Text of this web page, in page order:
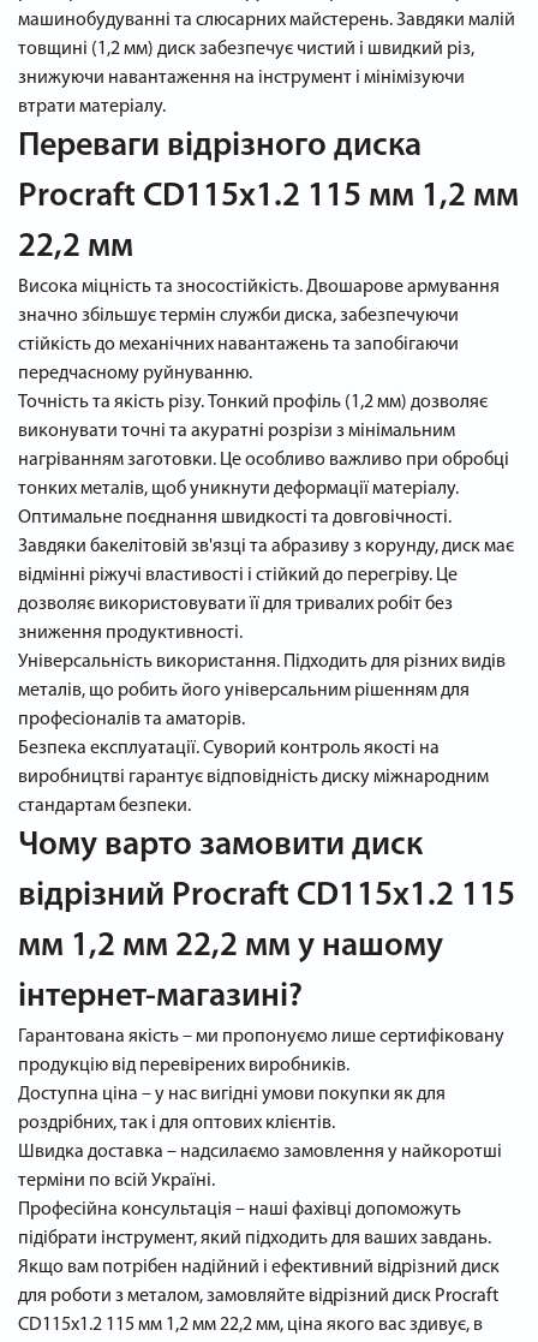
машинобудуванні та слюсарних майстерень. Завдяки малій
товщині (1,2 мм) диск забезпечує чистий і швидкий різ,
знижуючи навантаження на інструмент і мінімізуючи
втрати матеріалу.
Переваги відрізного диска
Procraft CD115x1.2 115 мм 1,2 мм
22,2 мм
Висока міцність та зносостійкість. Двошарове армування
значно збільшує термін служби диска, забезпечуючи
стійкість до механічних навантажень та запобігаючи
передчасному руйнуванню.
Точність та якість різу. Тонкий профіль (1,2 мм) дозволяє
виконувати точні та акуратні розрізи з мінімальним
нагріванням заготовки. Це особливо важливо при обробці
тонких металів, щоб уникнути деформації матеріалу.
Оптимальне поєднання швидкості та довговічності.
Завдяки бакелітовій зв'язці та абразиву з корунду, диск має
відмінні ріжучі властивості і стійкий до перегріву. Це
дозволяє використовувати її для тривалих робіт без
зниження продуктивності.
Універсальність використання. Підходить для різних видів
металів, що робить його універсальним рішенням для
професіоналів та аматорів.
Безпека експлуатації. Суворий контроль якості на
виробництві гарантує відповідність диску міжнародним
стандартам безпеки.
Чому варто замовити диск
відрізний Procraft CD115x1.2 115
мм 1,2 мм 22,2 мм у нашому
інтернет-магазині?
Гарантована якість – ми пропонуємо лише сертифіковану
продукцію від перевірених виробників.
Доступна ціна – у нас вигідні умови покупки як для
роздрібних, так і для оптових клієнтів.
Швидка доставка – надсилаємо замовлення у найкоротші
терміни по всій Україні.
Професійна консультація – наші фахівці допоможуть
підібрати інструмент, який підходить для ваших завдань.
Якщо вам потрібен надійний і ефективний відрізний диск
для роботи з металом, замовляйте відрізний диск Procraft
CD115x1.2 115 мм 1,2 мм 22,2 мм, ціна якого вас здивує, в